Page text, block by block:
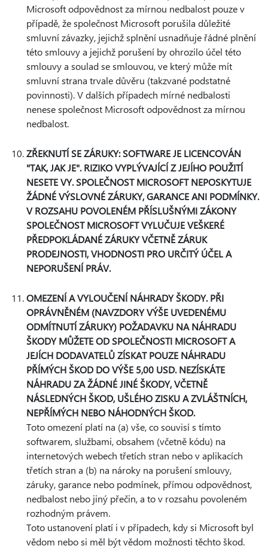
Microsoft odpovědnost za mírnou nedbalost pouze v
případě, že společnost Microsoft porušila důležité
smluvní závazky, jejichž splnění usnadňuje řádné plnění
této smlouvy a jejichž porušení by ohrozilo účel této
smlouvy a soulad se smlouvou, ve který může mít
smluvní strana trvale důvěru (takzvané podstatné
povinnosti). V dalších případech mírné nedbalosti
nenese společnost Microsoft odpovědnost za mírnou
nedbalost.
ZŘEKNUTÍ SE ZÁRUKY: SOFTWARE JE LICENCOVÁN
"TAK, JAK JE". RIZIKO VYPLÝVAJÍCÍ Z JEJÍHO POUŽITÍ
NESETE VY. SPOLEČNOST MICROSOFT NEPOSKYTUJE
ŽÁDNÉ VÝSLOVNÉ ZÁRUKY, GARANCE ANI PODMÍNKY.
V ROZSAHU POVOLENÉM PŘÍSLUŠNÝMI ZÁKONY
SPOLEČNOST MICROSOFT VYLUČUJE VEŠKERÉ
PŘEDPOKLÁDANÉ ZÁRUKY VČETNĚ ZÁRUK
PRODEJNOSTI, VHODNOSTI PRO URČITÝ ÚČEL A
NEPORUŠENÍ PRÁV.
OMEZENÍ A VYLOUČENÍ NÁHRADY ŠKODY. PŘI
OPRÁVNĚNÉM (NAVZDORY VÝŠE UVEDENÉMU
ODMÍTNUTÍ ZÁRUKY) POŽADAVKU NA NÁHRADU
ŠKODY MŮŽETE OD SPOLEČNOSTI MICROSOFT A
JEJÍCH DODAVATELŮ ZÍSKAT POUZE NÁHRADU
PŘÍMÝCH ŠKOD DO VÝŠE 5,00 USD. NEZÍSKÁTE
NÁHRADU ZA ŽÁDNÉ JINÉ ŠKODY, VČETNĚ
NÁSLEDNÝCH ŠKOD, UŠLÉHO ZISKU A ZVLÁŠTNÍCH,
NEPŘÍMÝCH NEBO NÁHODNÝCH ŠKOD.
Toto omezení platí na (a) vše, co souvisí s tímto
softwarem, službami, obsahem (včetně kódu) na
internetových webech třetích stran nebo v aplikacích
třetích stran a (b) na nároky na porušení smlouvy,
záruky, garance nebo podmínek, přímou odpovědnost,
nedbalost nebo jiný přečin, a to v rozsahu povoleném
rozhodným právem.
Toto ustanovení platí i v případech, kdy si Microsoft byl
vědom nebo si měl být vědom možnosti těchto škod.